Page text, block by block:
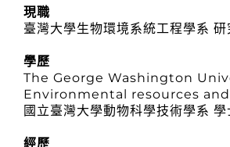
現職
臺灣大學生物環境系統工程學系 研
學歷
The George Washington
Environmental resources
國立臺灣大學動物科學技術學系 學
經歷